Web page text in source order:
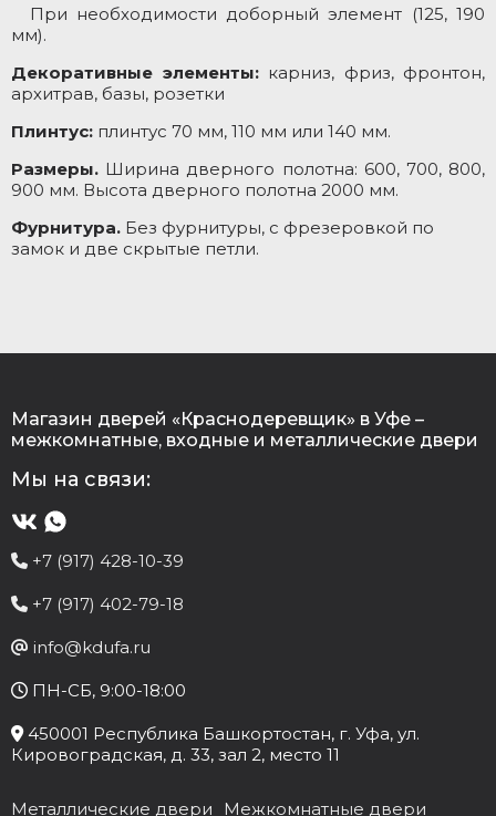
При необходимости доборный элемент (125, 190
мм).
Декоративные элементы: карниз, фриз, фронтон,
архитрав, базы, розетки
Плинтус: плинтус 70 мм, 110 мм или 140 мм.
Размеры. Ширина дверного полотна: 600, 700, 800,
900 мм. Высота дверного полотна 2000 мм.
Фурнитура. Без фурнитуры, с фрезеровкой по
замок и две скрытые петли.
Магазин дверей «Краснодеревщик» в Уфе –
межкомнатные, входные и металлические двери
Мы на связи:
+7 (917) 428-10-39
+7 (917) 402-79-18
info@kdufa.ru
ПН-СБ, 9:00-18:00
450001 Республика Башкортостан, г. Уфа, ул.
Кировоградская, д. 33, зал 2, место 11
Металлические двери Межкомнатные двери